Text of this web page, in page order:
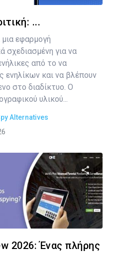
...
μια εφαρμογή
σχεδιασμένη για να
από το να
ενηλίκων και να βλέπουν
στο διαδίκτυο. Ο
υλικού...
Alternatives
2026: Ένας πλήρης